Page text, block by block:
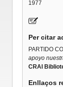
1977
Per citar
PARTIDO
apoyo
CRAI
Enllaços